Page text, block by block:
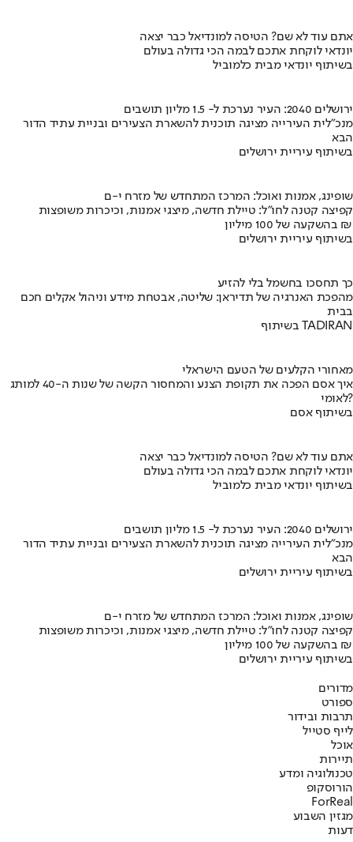
אתם עוד לא שם? הטיסה למונדיאל כבר יצאה
יונדאי לוקחת אתכם לבמה הכי גדולה בעולם
בשיתוף יונדאי מבית כלמוביל
ירושלים 2040: העיר נערכת ל- 1.5 מליון תושבים
מנכ"לית העירייה מציגה תוכנית להשארת הצעירים ובניית עתיד הדור
הבא
בשיתוף עיריית ירושלים
שופינג, אמנות ואוכל: המרכז המתחדש של מזרח י-ם
קפיצה קטנה לחו"ל: טיילת חדשה, מיצגי אמנות, וכיכרות משופצות
בהשקעה של 100 מיליון ₪
בשיתוף עיריית ירושלים
כך תחסכו בחשמל בלי להזיע
מהפכת האנרגיה של תדיראן: שליטה, אבטחת מידע וניהול אקלים חכם
בבית
בשיתוף TADIRAN
מאחורי הקלעים של הטעם הישראלי
איך אסם הפכה את תקופת הצנע והמחסור הקשה של שנות ה-40 למותג
לאומי?
בשיתוף אסם
אתם עוד לא שם? הטיסה למונדיאל כבר יצאה
יונדאי לוקחת אתכם לבמה הכי גדולה בעולם
בשיתוף יונדאי מבית כלמוביל
ירושלים 2040: העיר נערכת ל- 1.5 מליון תושבים
מנכ"לית העירייה מציגה תוכנית להשארת הצעירים ובניית עתיד הדור
הבא
בשיתוף עיריית ירושלים
שופינג, אמנות ואוכל: המרכז המתחדש של מזרח י-ם
קפיצה קטנה לחו"ל: טיילת חדשה, מיצגי אמנות, וכיכרות משופצות
בהשקעה של 100 מיליון ₪
בשיתוף עיריית ירושלים
מדורים
ספורט
תרבות ובידור
לייף סטייל
אוכל
תיירות
טכנולוגיה ומדע
הורוסקופ
ForReal
מגזין השבוע
דעות